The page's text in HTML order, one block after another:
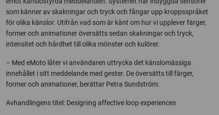
som känner av skakningar och tryck och fångar upp kroppsspråket
för olika känslor. Utifrån vad som är känt om hur vi upplever färger,
former och animationer översätts sedan skakningar och tryck,
intensitet och hårdhet till olika mönster och kulörer.
– Med eMoto låter vi användaren uttrycka det känslomässiga
innehållet i sitt meddelande med gester. De översätts till färger,
former och animationer, berättar Petra Sundström.
Avhandlingens titel: Designing affective loop experiences